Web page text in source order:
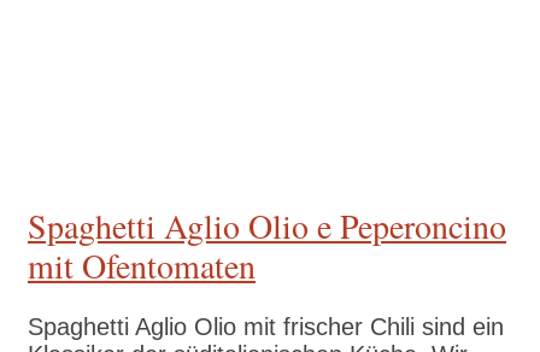
Spaghetti Aglio Olio e Peperoncino
mit Ofentomaten
Spaghetti Aglio Olio mit frischer Chili sind ein